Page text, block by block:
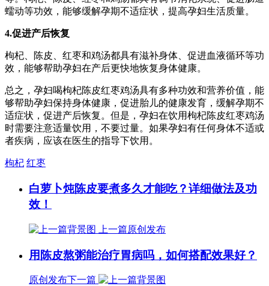
蠕动等功效，能够缓解孕期不适症状，提高孕妇生活质量。
4.促进产后恢复
枸杞、陈皮、红枣和鸡汤都具有滋补身体、促进血液循环等功
效，能够帮助孕妇在产后更快地恢复身体健康。
总之，孕妇喝枸杞陈皮红枣鸡汤具有多种功效和营养价值，能
够帮助孕妇保持身体健康，促进胎儿的健康发育，缓解孕期不
适症状，促进产后恢复。但是，孕妇在饮用枸杞陈皮红枣鸡汤
时需要注意适量饮用，不要过量。如果孕妇有任何身体不适或
者疾病，应该在医生的指导下饮用。
枸杞 红枣
白萝卜炖陈皮要煮多久才能吃？详细做法及功
效！
上一篇原创发布
用陈皮熬粥能治疗胃病吗，如何搭配效果好？
原创发布下一篇